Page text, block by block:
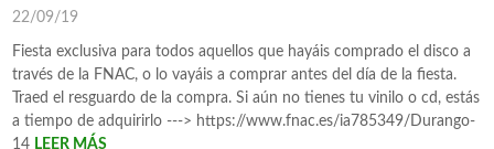
22/09/19
Fiesta exclusiva para todos aquellos que hayáis comprado el disco a
través de la FNAC, o lo vayáis a comprar antes del día de la fiesta.
Traed el resguardo de la compra. Si aún no tienes tu vinilo o cd, estás
a tiempo de adquirirlo ---> https://www.fnac.es/ia785349/Durango-
14 LEER MÁS